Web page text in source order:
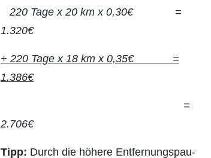
220 Tage x 20 km x 0,30€ =
1.320€
+ 220 Tage x 18 km x 0,35€ =
1.386€
=
2.706€
Tipp: Durch die höhere Entfernungspau­